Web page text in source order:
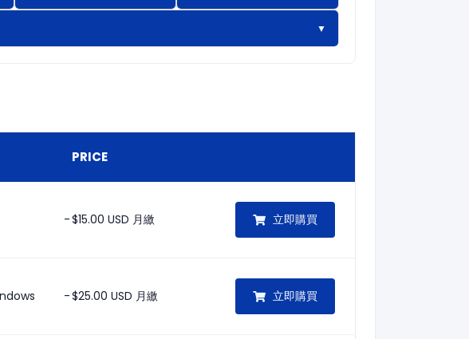
PRICE
-$15.00 USD 月繳 立即購買
-$25.00 USD 月繳 立即購買